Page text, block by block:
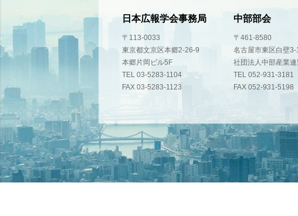
日本広報学会事務局
〒113-0033
東京都文京区本郷2-26-9
本郷片岡ビル5F
TEL 03-5283-1104
FAX 03-5283-1123
中部部会
〒461-8580
名古屋市東区白壁3-
社団法人中部産業連
TEL 052-931-3181
FAX 052-931-5198